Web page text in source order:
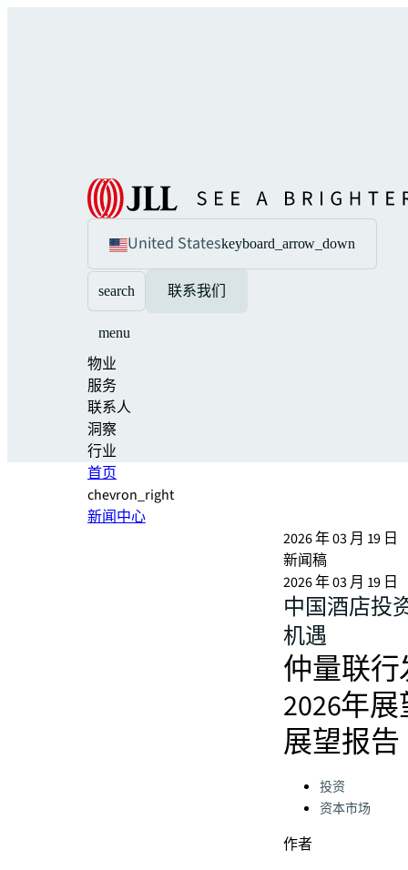
United Stateskeyboard_arrow_down
search 联系我们
menu
物业
服务
联系人
洞察
行业
首页
chevron_right
新闻中心
2026 年 03 月 19 日
新闻稿
2026 年 03 月 19 日
中国酒店投
机遇
仲量联
2026年
展望报告
Categories:
投资
资本市场
作者